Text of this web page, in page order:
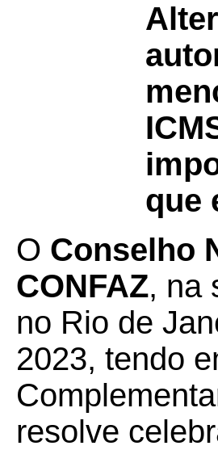
que
O Conselho
CONFAZ, na
no Rio de
2023, tendo
resolve